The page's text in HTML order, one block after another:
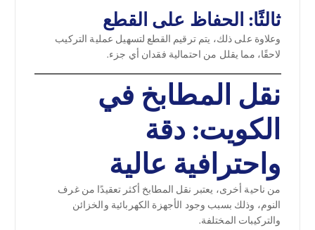
ثالثًا: الحفاظ على القطع
وعلاوة على ذلك، يتم ترقيم القطع لتسهيل عملية التركيب
لاحقًا، مما يقلل من احتمالية فقدان أي جزء.
نقل المطابخ في
الكويت: دقة
واحترافية عالية
من ناحية أخرى، يعتبر نقل المطابخ أكثر تعقيدًا من غرف
النوم، وذلك بسبب وجود الأجهزة الكهربائية والخزائن
والتركيبات المختلفة.